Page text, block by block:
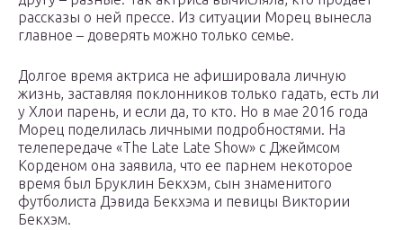
рассказы о ней прессе. Из ситуации Морец вынесла
главное – доверять можно только семье.
Долгое время актриса не афишировала личную
жизнь, заставляя поклонников только гадать, есть ли
у Хлои парень, и если да, то кто. Но в мае 2016 года
Морец поделилась личными подробностями. На
телепередаче «The Late Late Show» с Джеймсом
Корденом она заявила, что ее парнем некоторое
время был Бруклин Бекхэм, сын знаменитого
футболиста Дэвида Бекхэма и певицы Виктории
Бекхэм.